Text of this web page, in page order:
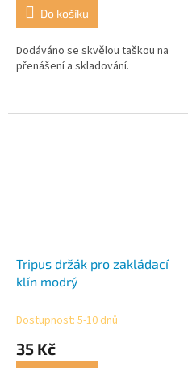
Do košíku
Dodáváno se skvělou taškou na
přenášení a skladování.
Tripus držák pro zakládací
klín modrý
Dostupnost: 5-10 dnů
35 Kč